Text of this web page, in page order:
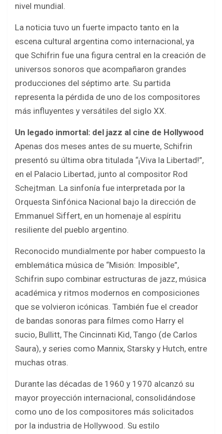
nivel mundial.
La noticia tuvo un fuerte impacto tanto en la
escena cultural argentina como internacional, ya
que Schifrin fue una figura central en la creación de
universos sonoros que acompañaron grandes
producciones del séptimo arte. Su partida
representa la pérdida de uno de los compositores
más influyentes y versátiles del siglo XX.
Un legado inmortal: del jazz al cine de Hollywood
Apenas dos meses antes de su muerte, Schifrin
presentó su última obra titulada “¡Viva la Libertad!”,
en el Palacio Libertad, junto al compositor Rod
Schejtman. La sinfonía fue interpretada por la
Orquesta Sinfónica Nacional bajo la dirección de
Emmanuel Siffert, en un homenaje al espíritu
resiliente del pueblo argentino.
Reconocido mundialmente por haber compuesto la
emblemática música de “Misión: Imposible”,
Schifrin supo combinar estructuras de jazz, música
académica y ritmos modernos en composiciones
que se volvieron icónicas. También fue el creador
de bandas sonoras para filmes como Harry el
sucio, Bullitt, The Cincinnati Kid, Tango (de Carlos
Saura), y series como Mannix, Starsky y Hutch, entre
muchas otras.
Durante las décadas de 1960 y 1970 alcanzó su
mayor proyección internacional, consolidándose
como uno de los compositores más solicitados
por la industria de Hollywood. Su estilo